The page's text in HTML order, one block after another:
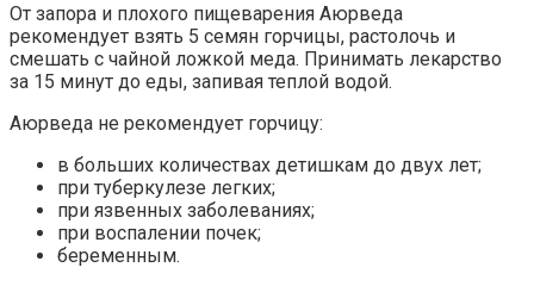
От запора и плохого пищеварения Аюрведа
рекомендует взять 5 семян горчицы, растолочь и
смешать с чайной ложкой меда. Принимать лекарство
за 15 минут до еды, запивая теплой водой.
Аюрведа не рекомендует горчицу:
в больших количествах детишкам до двух лет;
при туберкулезе легких;
при язвенных заболеваниях;
при воспалении почек;
беременным.